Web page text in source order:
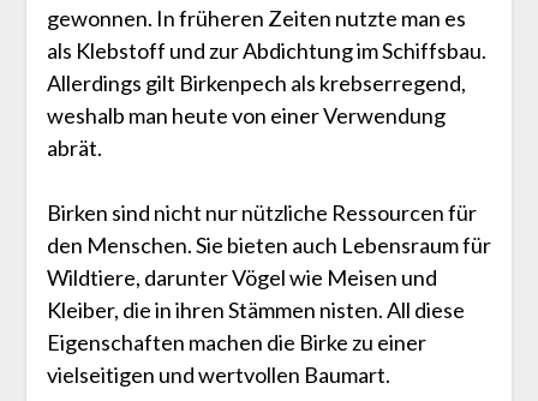
gewonnen. In früheren Zeiten nutzte man es
als Klebstoff und zur Abdichtung im Schiffsbau.
Allerdings gilt Birkenpech als krebserregend,
weshalb man heute von einer Verwendung
abrät.
Birken sind nicht nur nützliche Ressourcen für
den Menschen. Sie bieten auch Lebensraum für
Wildtiere, darunter Vögel wie Meisen und
Kleiber, die in ihren Stämmen nisten. All diese
Eigenschaften machen die Birke zu einer
vielseitigen und wertvollen Baumart.